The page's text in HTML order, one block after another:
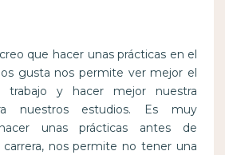
que hacer unas prácticas en el
gusta nos permite ver mejor el
trabajo y hacer mejor nuestra
nuestros estudios. Es muy
unas prácticas antes de
nos permite no tener una